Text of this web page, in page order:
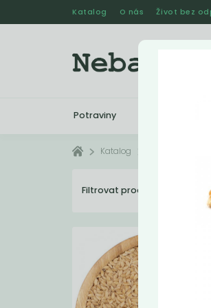
Katalog O nás Život bez
Potraviny
Katalog
Filtrovat produkty